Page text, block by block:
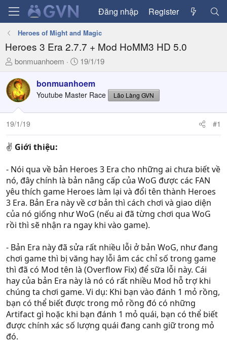
Đăng nhập Register
Heroes of Might and Magic
Heroes 3 Era 2.7.7 + Mod HoMM3 HD 5.0
T
r
e
a
d
s
t
a
t
e
r
bonmuanhoem
N
à
y
ử
19/1/19
bonmuanhoem
Youtube Master Race Lão Làng GVN
19/1/19 #1
✌ Giới thiệu:
- Nói qua về bản Heroes 3 Era cho những ai chưa biết về
nó, đây chính là bản nâng cấp của WoG được các FAN
yêu thích game Heroes làm lại và đổi tên thành Heroes
3 Era. Bản Era này về cơ bản thì cách chơi và giao diện
của nó giống như WoG (nếu ai đã từng chơi qua WoG
rồi thì sẽ nhận ra ngay khi vào game).
- Bản Era này đã sửa rất nhiều lỗi ở bản WoG, như đang
chơi game thì bị văng hay lỗi âm các chỉ số trong game
thì đã có Mod tên là (Overflow Fix) để sữa lỗi này. Cái
hay của bản Era này là nó có rất nhiều Mod hỗ trợ khi
chúng ta chơi game. Vi dụ: Khi bạn vào đánh 1 mỏ rồng,
bạn có thể biết được trong mỏ rồng đó có những
Artifact gì hoặc khi bạn đánh 1 mỏ quái, bạn có thể biết
được chính xác số lượng quái đang canh giữ trong mỏ
đó.